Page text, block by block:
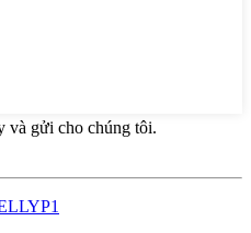
và gửi cho chúng tôi.